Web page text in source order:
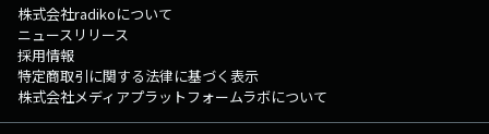
株式会社radikoについて
ニュースリリース
採用情報
特定商取引に関する法律に基づく表示
株式会社メディアプラットフォームラボについて